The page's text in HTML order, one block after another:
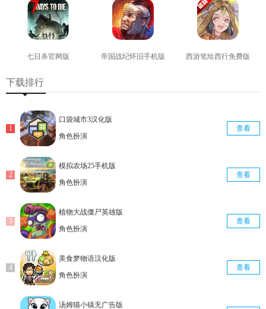
七日杀官网版 帝国战纪怀旧手机版 西游笔绘西行免费版
下载排行
口袋城市3汉化版
角色扮演
查看
模拟农场25手机版
角色扮演
查看
植物大战僵尸英雄版
角色扮演
查看
美食梦物语汉化版
角色扮演
查看
汤姆猫小镇无广告版